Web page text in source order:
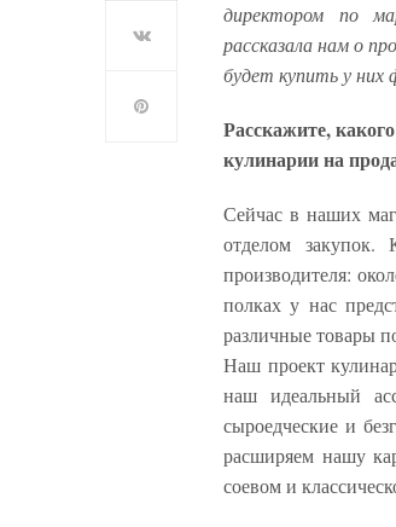
директором по
рассказала нам о
будет купить у них
Расскажите,
кулинарии на
Сейчас в наших
отделом закупок.
производителя:
полках у нас
различные товары
Наш проект
наш идеальный
сыроедческие и
расширяем нашу
соевом и